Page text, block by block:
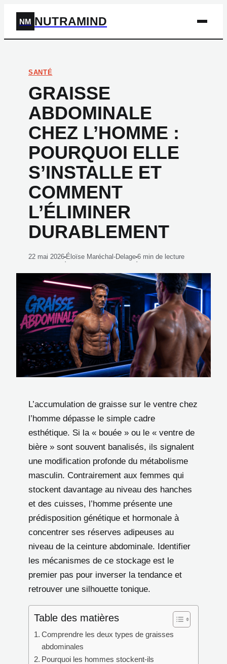
NM NUTRAMIND
SANTÉ
GRAISSE
ABDOMINALE
CHEZ L’HOMME :
POURQUOI ELLE
S’INSTALLE ET
COMMENT
L’ÉLIMINER
DURABLEMENT
22 mai 2026
·
Éloïse Maréchal-Delage
·
6 min de lecture
L’accumulation de graisse sur le ventre chez
l’homme dépasse le simple cadre
esthétique. Si la « bouée » ou le « ventre de
bière » sont souvent banalisés, ils signalent
une modification profonde du métabolisme
masculin. Contrairement aux femmes qui
stockent davantage au niveau des hanches
et des cuisses, l’homme présente une
prédisposition génétique et hormonale à
concentrer ses réserves adipeuses au
niveau de la ceinture abdominale. Identifier
les mécanismes de ce stockage est le
premier pas pour inverser la tendance et
retrouver une silhouette tonique.
Table des matières
Comprendre les deux types de graisses
abdominales
Pourquoi les hommes stockent-ils